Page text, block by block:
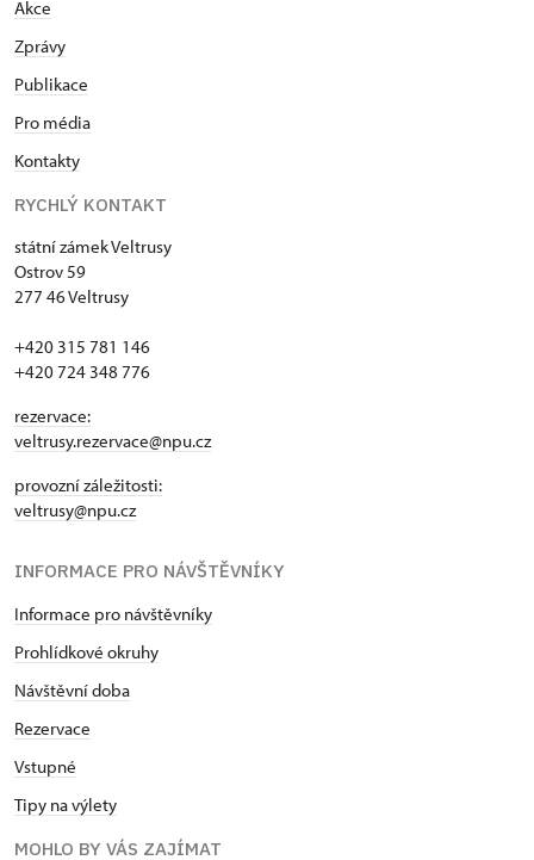
Akce
Zprávy
Publikace
Pro média
Kontakty
RYCHLÝ KONTAKT
státní zámek Veltrusy
Ostrov 59
277 46 Veltrusy
+420 315 781 146
+420 724 348 776
rezervace:
veltrusy.rezervace@npu.cz
provozní záležitosti:
veltrusy@npu.cz
INFORMACE PRO NÁVŠTĚVNÍKY
Informace pro návštěvníky
Prohlídkové okruhy
Návštěvní doba
Rezervace
Vstupné
Tipy na výlety
MOHLO BY VÁS ZAJÍMAT